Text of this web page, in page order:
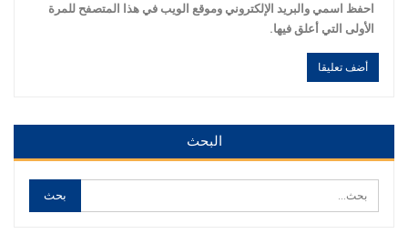
احفظ اسمي والبريد الإلكتروني وموقع الويب في هذا المتصفح للمرة
الأولى التي أعلق فيها.
البحث